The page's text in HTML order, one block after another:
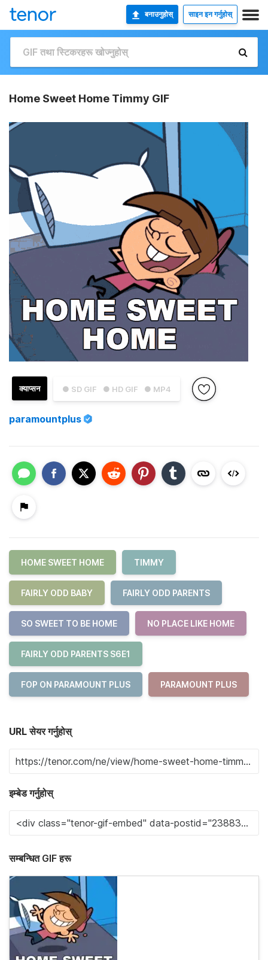
बनाउनुहोस् साइन इन गर्नुहोस्
Home Sweet Home Timmy GIF
● SD GIF ● HD GIF ● MP4
क्याप्सन
paramountplus
HOME SWEET HOME TIMMY
FAIRLY ODD BABY FAIRLY ODD PARENTS
SO SWEET TO BE HOME NO PLACE LIKE HOME
FAIRLY ODD PARENTS S6E1
FOP ON PARAMOUNT PLUS PARAMOUNT PLUS
URL सेयर गर्नुहोस्
इम्बेड गर्नुहोस्
सम्बन्धित GIF हरू